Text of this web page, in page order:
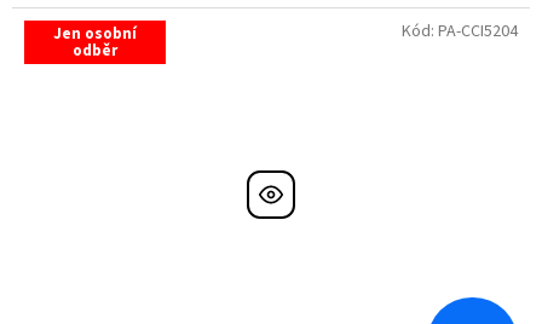
Jen osobní
odběr
Kód: PA-CCI5204